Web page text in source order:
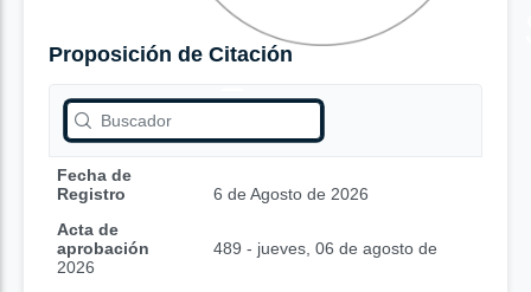
Proposición de Citación
Fecha de
Registro
6 de Agosto de 2026
Acta de
aprobación
489 - jueves, 06 de agosto de
2026